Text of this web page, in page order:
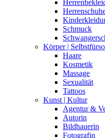
Schmuck
Körper |
Haare
Kosmetik
Massage
Sexualität
Tattoos
Kunst | Kultur
Agentur &
Autorin
Bildhauerin
Fotografin